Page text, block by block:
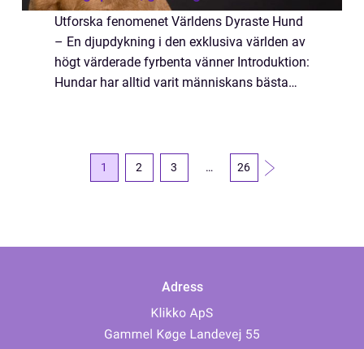
Utforska fenomenet Världens Dyraste Hund
– En djupdykning i den exklusiva världen av
högt värderade fyrbenta vänner Introduktion:
Hundar har alltid varit människans bästa
1 2 3 … 26
Adress